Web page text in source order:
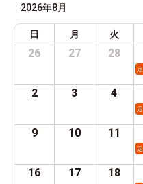
2026年8月
日 月 火
26 27 28
2 3 4
9 10 11
16 17 18